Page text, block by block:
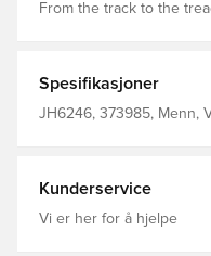
From the track to the
outsole make these go-
wear. Regular fit Lace closure Mesh upper Textile lining
OrthoLite® sockliner
Spesifikasjoner
JH6246, 373985, Menn,
Kunderservice
Vi er her for å hjelpe